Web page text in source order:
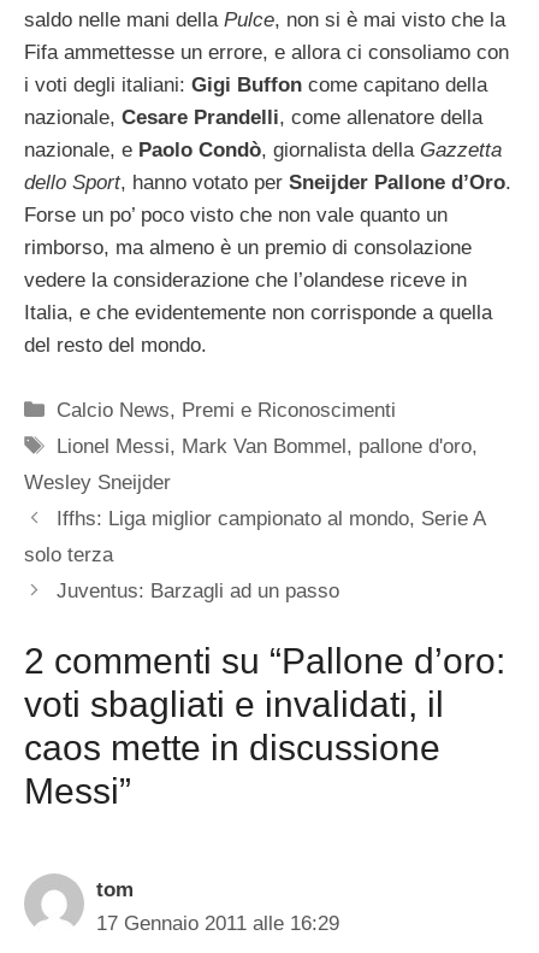
saldo nelle mani della Pulce, non si è mai visto che la
Fifa ammettesse un errore, e allora ci consoliamo con
i voti degli italiani: Gigi Buffon come capitano della
nazionale, Cesare Prandelli, come allenatore della
nazionale, e Paolo Condò, giornalista della Gazzetta
dello Sport, hanno votato per Sneijder Pallone d’Oro.
Forse un po’ poco visto che non vale quanto un
rimborso, ma almeno è un premio di consolazione
vedere la considerazione che l’olandese riceve in
Italia, e che evidentemente non corrisponde a quella
del resto del mondo.
Categorie
Calcio News, Premi e Riconoscimenti
Tag
Lionel Messi, Mark Van Bommel, pallone d'oro,
Wesley Sneijder
Iffhs: Liga miglior campionato al mondo, Serie A
solo terza
Juventus: Barzagli ad un passo
2 commenti su “Pallone d’oro:
voti sbagliati e invalidati, il
caos mette in discussione
Messi”
tom
17 Gennaio 2011 alle 16:29